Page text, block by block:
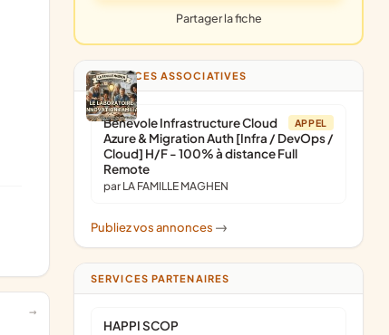
Partager la fiche
ANNONCES ASSOCIATIVES
APPEL
Bénévole Infrastructure Cloud
Azure & Migration Auth [Infra / DevOps /
Cloud] H/F - 100% à distance Full
Remote
par LA FAMILLE MAGHEN
Publiez vos annonces ->
SERVICES PARTENAIRES
HAPPI SCOP